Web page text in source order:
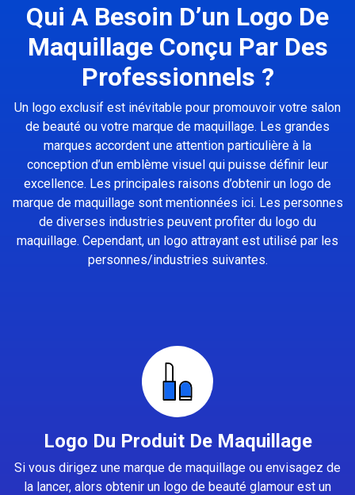
Qui A Besoin D’un Logo De
Maquillage Conçu Par Des
Professionnels ?
Un logo exclusif est inévitable pour promouvoir votre salon
de beauté ou votre marque de maquillage. Les grandes
marques accordent une attention particulière à la
conception d’un emblème visuel qui puisse définir leur
excellence. Les principales raisons d’obtenir un logo de
marque de maquillage sont mentionnées ici. Les personnes
de diverses industries peuvent profiter du logo du
maquillage. Cependant, un logo attrayant est utilisé par les
personnes/industries suivantes.
Logo Du Produit De Maquillage
Si vous dirigez une marque de maquillage ou envisagez de
la lancer, alors obtenir un logo de beauté glamour est un